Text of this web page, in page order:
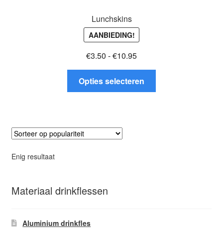
Reviews waterflessenwinkel.nl
Contact Waterflessenwinkel.nl
Lunchskins
AANBIEDING!
€3.50 -€10.95Prijsklasse:
€3.50
tot
€10.95
Opties selecteren
Enig resultaat
Materiaal drinkflessen
Aluminium drinkfles